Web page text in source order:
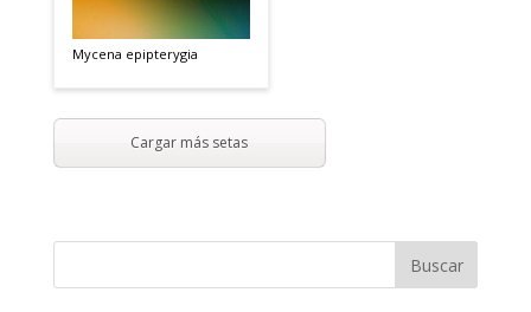
Mycena epipterygia
Cargar más setas